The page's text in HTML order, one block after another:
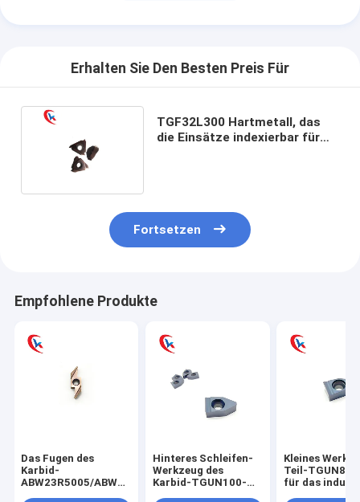
Erhalten Sie Den Besten Preis Für
TGF32L300 Hartmetall, das
die Einsätze indexierbar für
Fortsetzen
Empfohlene Produkte
Das Fugen des
Karbid-
ABW23R5005/ABW23R5015/ABW23R5020
Hinteres Schleifen-
Werkzeug des
Karbid-TGUN100-
Kleines
Teil-
für das